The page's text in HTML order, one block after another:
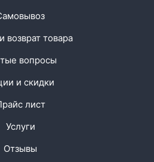
возврат товара
вопросы
и скидки
лист
Услуги
Отзывы